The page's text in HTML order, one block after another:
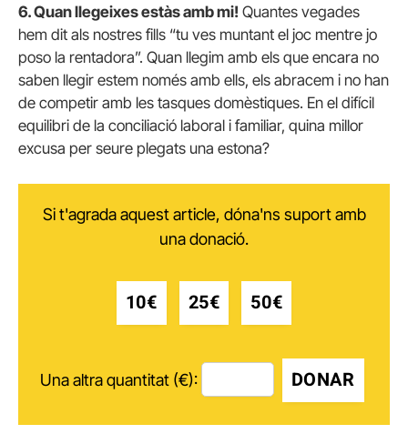
6. Quan llegeixes estàs amb mi! Quantes vegades
hem dit als nostres fills “tu ves muntant el joc mentre jo
poso la rentadora”. Quan llegim amb els que encara no
saben llegir estem només amb ells, els abracem i no han
de competir amb les tasques domèstiques. En el difícil
equilibri de la conciliació laboral i familiar, quina millor
excusa per seure plegats una estona?
Si t'agrada aquest article, dóna'ns suport amb
una donació.
10€ 25€ 50€
Una altra quantitat (€): DONAR